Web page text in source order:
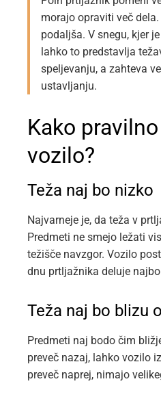
morajo opraviti več
podaljša. V snegu, kjer
lahko to predstavlja
speljevanju, a zahteva
ustavljanju.
Kako
vozilo?
Teža naj bo nizko
Najvarneje je, da teža v
Predmeti ne smejo ležati
težišče navzgor. Vozilo
dnu prtljažnika deluje
Teža naj bo blizu
Predmeti naj bodo čim
preveč nazaj, lahko vozilo
preveč naprej, nimajo